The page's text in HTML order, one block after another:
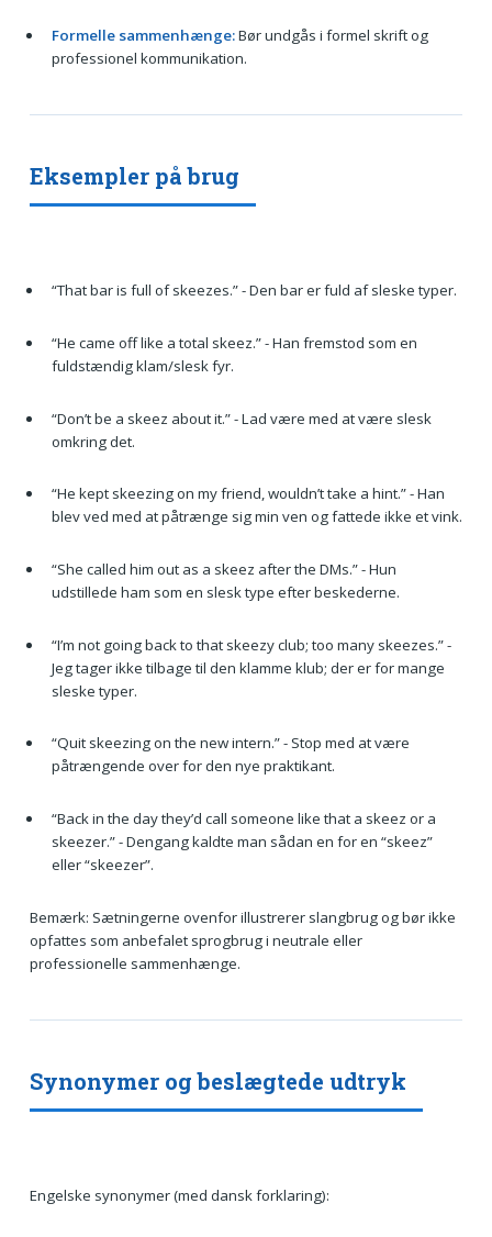
Formelle sammenhænge:Bør undgås i formel skrift og
professionel kommunikation.
Eksempler på brug
“That bar is full of skeezes.” - Den bar er fuld af sleske typer.
“He came off like a total skeez.” - Han fremstod som en
fuldstændig klam/slesk fyr.
“Don’t be a skeez about it.” - Lad være med at være slesk
omkring det.
“He kept skeezing on my friend, wouldn’t take a hint.” - Han
blev ved med at påtrænge sig min ven og fattede ikke et vink.
“She called him out as a skeez after the DMs.” - Hun
udstillede ham som en slesk type efter beskederne.
“I’m not going back to that skeezy club; too many skeezes.” -
Jeg tager ikke tilbage til den klamme klub; der er for mange
sleske typer.
“Quit skeezing on the new intern.” - Stop med at være
påtrængende over for den nye praktikant.
“Back in the day they’d call someone like that a skeez or a
skeezer.” - Dengang kaldte man sådan en for en “skeez”
eller “skeezer”.
Bemærk: Sætningerne ovenfor illustrerer slangbrug og bør ikke
opfattes som anbefalet sprogbrug i neutrale eller
professionelle sammenhænge.
Synonymer og beslægtede udtryk
Engelske synonymer (med dansk forklaring):